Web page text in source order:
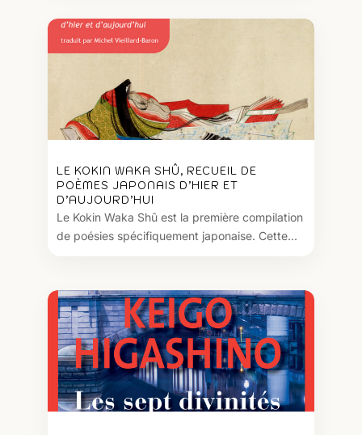
LE KOKIN WAKA SHÛ, RECUEIL DE
POÈMES JAPONAIS D’HIER ET
D’AUJOURD’HUI
Le Kokin Waka Shû est la première compilation
de poésies spécifiquement japonaise. Cette...